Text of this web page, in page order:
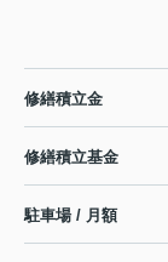
修繕積立金
修繕積立基金
駐車場 / 月額